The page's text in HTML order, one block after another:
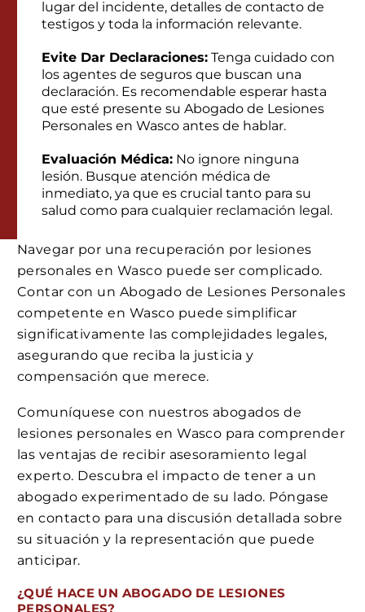
lugar del incidente, detalles de contacto de
testigos y toda la información relevante.
Evite Dar Declaraciones: Tenga cuidado con
los agentes de seguros que buscan una
declaración. Es recomendable esperar hasta
que esté presente su Abogado de Lesiones
Personales en Wasco antes de hablar.
Evaluación Médica: No ignore ninguna
lesión. Busque atención médica de
inmediato, ya que es crucial tanto para su
salud como para cualquier reclamación legal.
Navegar por una recuperación por lesiones
personales en Wasco puede ser complicado.
Contar con un Abogado de Lesiones Personales
competente en Wasco puede simplificar
significativamente las complejidades legales,
asegurando que reciba la justicia y
compensación que merece.
Comuníquese con nuestros abogados de
lesiones personales en Wasco para comprender
las ventajas de recibir asesoramiento legal
experto. Descubra el impacto de tener a un
abogado experimentado de su lado. Póngase
en contacto para una discusión detallada sobre
su situación y la representación que puede
anticipar.
¿QUÉ HACE UN ABOGADO DE LESIONES
PERSONALES?